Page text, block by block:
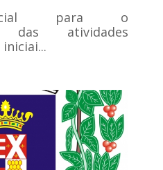
para o
das atividades